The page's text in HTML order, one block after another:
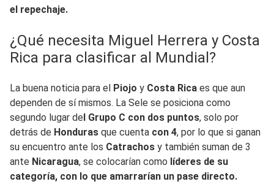
el repechaje.
¿Qué necesita Miguel Herrera y Costa
Rica para clasificar al Mundial?
La buena noticia para el Piojo y Costa Rica es que aun
dependen de sí mismos. La Sele se posiciona como
segundo lugar del Grupo C con dos puntos, solo por
detrás de Honduras que cuenta con 4, por lo que si ganan
su encuentro ante los Catrachos y también suman de 3
ante Nicaragua, se colocarían como líderes de su
categoría, con lo que amarrarían un pase directo.